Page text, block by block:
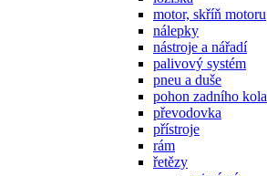
motor, skříň motoru
nálepky
nástroje a nářadí
palivový systém
pneu a duše
pohon zadního kola
převodovka
přístroje
rám
řetězy